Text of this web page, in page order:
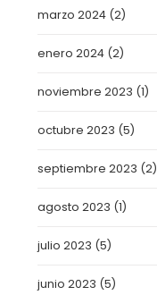
marzo 2024 (2)
enero 2024 (2)
noviembre 2023 (1)
octubre 2023 (5)
septiembre 2023 (2)
agosto 2023 (1)
julio 2023 (5)
junio 2023 (5)